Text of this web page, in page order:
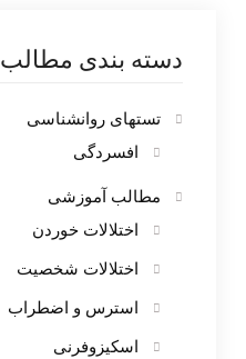
دسته بندی مطالب
تستهای روانشناسی
افسردگی
مطالب آموزشی
اختلالات خوردن
اختلالات شخصیت
استرس و اضطراب
اسکیزوفرنی